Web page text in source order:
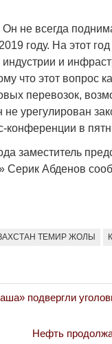
не всегда
году. На этот
и
что этот вопрос
перевозок,
урегулирован
в
заместитель
Абденов
ТЕМИР ЖОЛЫ
подвергли
Next
Нефть
Народ выбрал свет
17.10.2024 17:00